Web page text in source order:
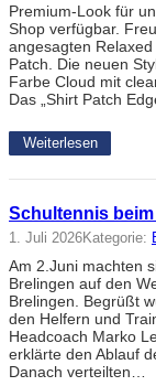
Premium-Look für
Shop verfügbar.
angesagten
Patch. Die neuen
Farbe Cloud mit
Das „Shirt Patch
Weiterlesen
Schultennis
1. Juli 2026Kategorie:
Am 2.Juni machten
Brelingen auf den
Brelingen. Begrüßt
den Helfern und
Headcoach Marko
erklärte den Ablauf
Danach verteilten…